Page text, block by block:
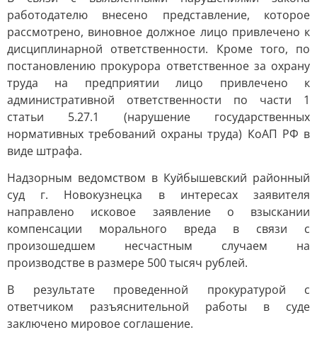
работодателю внесено представление, которое
рассмотрено, виновное должное лицо привлечено к
дисциплинарной ответственности. Кроме того, по
постановлению прокурора ответственное за охрану
труда на предприятии лицо привлечено к
административной ответственности по части 1
статьи 5.27.1 (нарушение государственных
нормативных требований охраны труда) КоАП РФ в
виде штрафа.
Надзорным ведомством в Куйбышевский районный
суд г. Новокузнецка в интересах заявителя
направлено исковое заявление о взыскании
компенсации морального вреда в связи с
произошедшем несчастным случаем на
производстве в размере 500 тысяч рублей.
В результате проведенной прокуратурой с
ответчиком разъяснительной работы в суде
заключено мировое соглашение.